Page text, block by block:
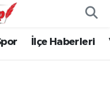
İlçe Haberleri